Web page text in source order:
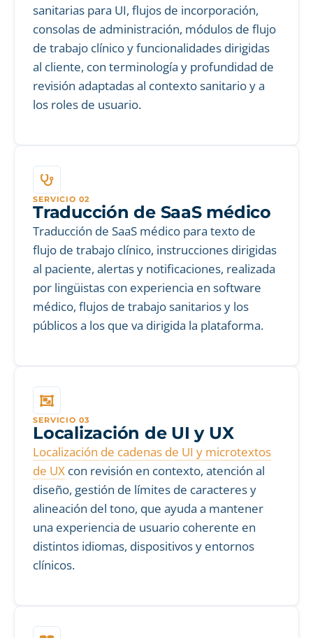
sanitarias para UI, flujos de incorporación,
consolas de administración, módulos de flujo
de trabajo clínico y funcionalidades dirigidas
al cliente, con terminología y profundidad de
revisión adaptadas al contexto sanitario y a
los roles de usuario.
SERVICIO 02
Traducción de SaaS médico
Traducción de SaaS médico para texto de
flujo de trabajo clínico, instrucciones dirigidas
al paciente, alertas y notificaciones, realizada
por lingüistas con experiencia en software
médico, flujos de trabajo sanitarios y los
públicos a los que va dirigida la plataforma.
SERVICIO 03
Localización de UI y UX
Localización de cadenas de UI y microtextos
de UX con revisión en contexto, atención al
diseño, gestión de límites de caracteres y
alineación del tono, que ayuda a mantener
una experiencia de usuario coherente en
distintos idiomas, dispositivos y entornos
clínicos.